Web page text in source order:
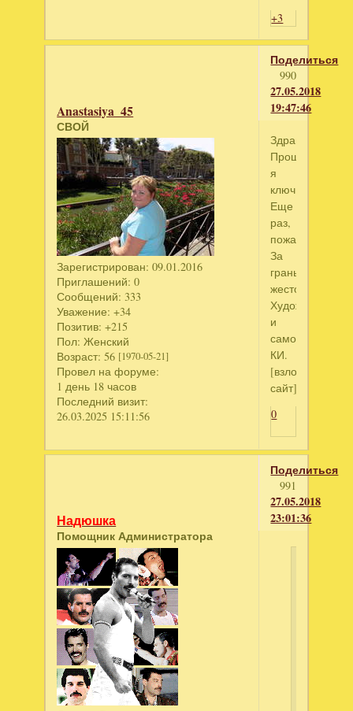
+3
Поделиться
990
27.05.2018
19:47:46
Anastasiya_45
СВОЙ
Зарегистрирован: 09.01.2016
Приглашений: 0
Сообщений: 333
Уважение: +34
Позитив: +215
Пол: Женский
Возраст: 56 [1970-05-21]
Провел на форуме:
1 день 18 часов
Последний визит:
26.03.2025 15:11:56
Здравствуйте!!!
Прошляпила
я
ключ...
Еще
раз,
пожалуйста,
За
гранью
жестокости.
Художник
и
самозванец.
КИ.
[взломанный
сайт]
0
Поделиться
991
27.05.2018
23:01:36
Надюшка
Помощник Администратора